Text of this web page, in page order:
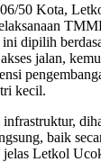
50 Kota,
dipilih
jalan,
kecil.
baik
jelas Letkol